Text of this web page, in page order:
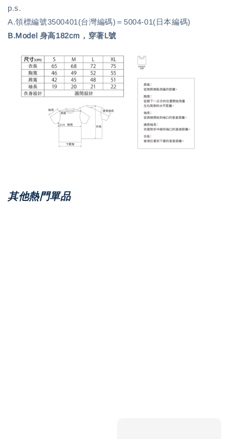
p.s.
A.領標編號3500401(台灣編碼)＝5004-01(日本編碼)
B.Model 身高182cm，穿著L號
其他熱門單品